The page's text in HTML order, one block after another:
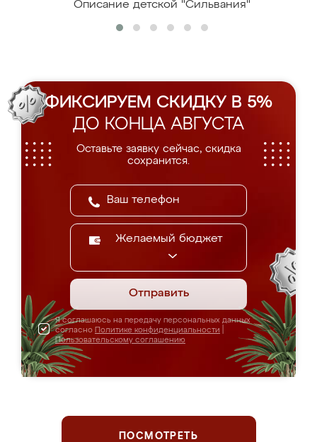
Описание детской "Сильвания"
ФИКСИРУЕМ СКИДКУ В 5%
ДО КОНЦА АВГУСТА
Оставьте заявку сейчас, скидка
сохранится.
Желаемый бюджет
Отправить
Я соглашаюсь на передачу персональных данных
согласно Политике конфиденциальности
Пользовательскому соглашению
ПОСМОТРЕТЬ